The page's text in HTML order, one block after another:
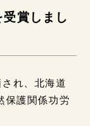
賞しまし
れ、北海道
保護関係功労